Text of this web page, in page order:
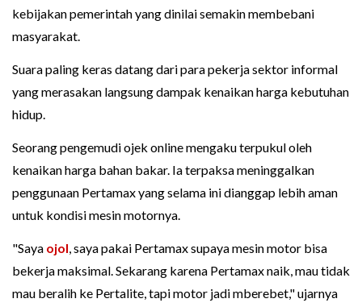
kebijakan pemerintah yang dinilai semakin membebani
masyarakat.
Suara paling keras datang dari para pekerja sektor informal
yang merasakan langsung dampak kenaikan harga kebutuhan
hidup.
Seorang pengemudi ojek online mengaku terpukul oleh
kenaikan harga bahan bakar. Ia terpaksa meninggalkan
penggunaan Pertamax yang selama ini dianggap lebih aman
untuk kondisi mesin motornya.
"Saya ojol, saya pakai Pertamax supaya mesin motor bisa
bekerja maksimal. Sekarang karena Pertamax naik, mau tidak
mau beralih ke Pertalite, tapi motor jadi mberebet," ujarnya